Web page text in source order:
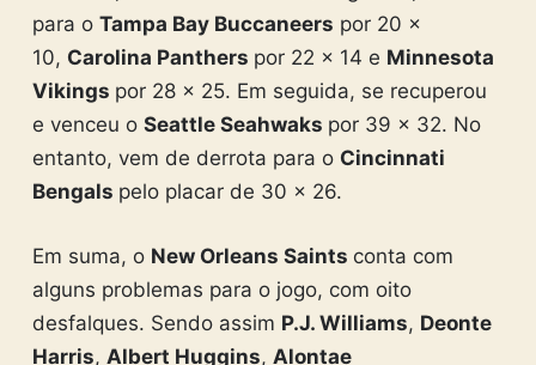
para o Tampa Bay Buccaneers por 20 x
10, Carolina Panthers por 22 x 14 e Minnesota
Vikings por 28 x 25. Em seguida, se recuperou
e venceu o Seattle Seahwaks por 39 x 32. No
entanto, vem de derrota para o Cincinnati
Bengals pelo placar de 30 x 26.
Em suma, o New Orleans Saints conta com
alguns problemas para o jogo, com oito
desfalques. Sendo assim P.J. Williams, Deonte
Harris, Albert Huggins, Alontae